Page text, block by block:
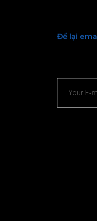
Để lại